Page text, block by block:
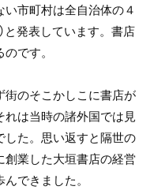
市町村は全自治体の４
と発表しています。書店
です。
街のそこかしこに書店が
は当時の諸外国では見
した。思い返すと隔世の
業した大垣書店の経営
できました。